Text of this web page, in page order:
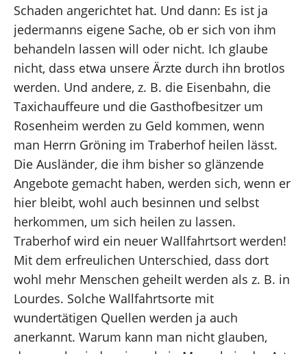
Schaden angerichtet hat. Und dann: Es ist ja
jedermanns eigene Sache, ob er sich von ihm
behandeln lassen will oder nicht. Ich glaube
nicht, dass etwa unsere Ärzte durch ihn brotlos
werden. Und andere, z. B. die Eisenbahn, die
Taxichauffeure und die Gasthofbesitzer um
Rosenheim werden zu Geld kommen, wenn
man Herrn Gröning im Traberhof heilen lässt.
Die Ausländer, die ihm bisher so glänzende
Angebote gemacht haben, werden sich, wenn er
hier bleibt, wohl auch besinnen und selbst
herkommen, um sich heilen zu lassen.
Traberhof wird ein neuer Wallfahrtsort werden!
Mit dem erfreulichen Unterschied, dass dort
wohl mehr Menschen geheilt werden als z. B. in
Lourdes. Solche Wallfahrtsorte mit
wundertätigen Quellen werden ja auch
anerkannt. Warum kann man nicht glauben,